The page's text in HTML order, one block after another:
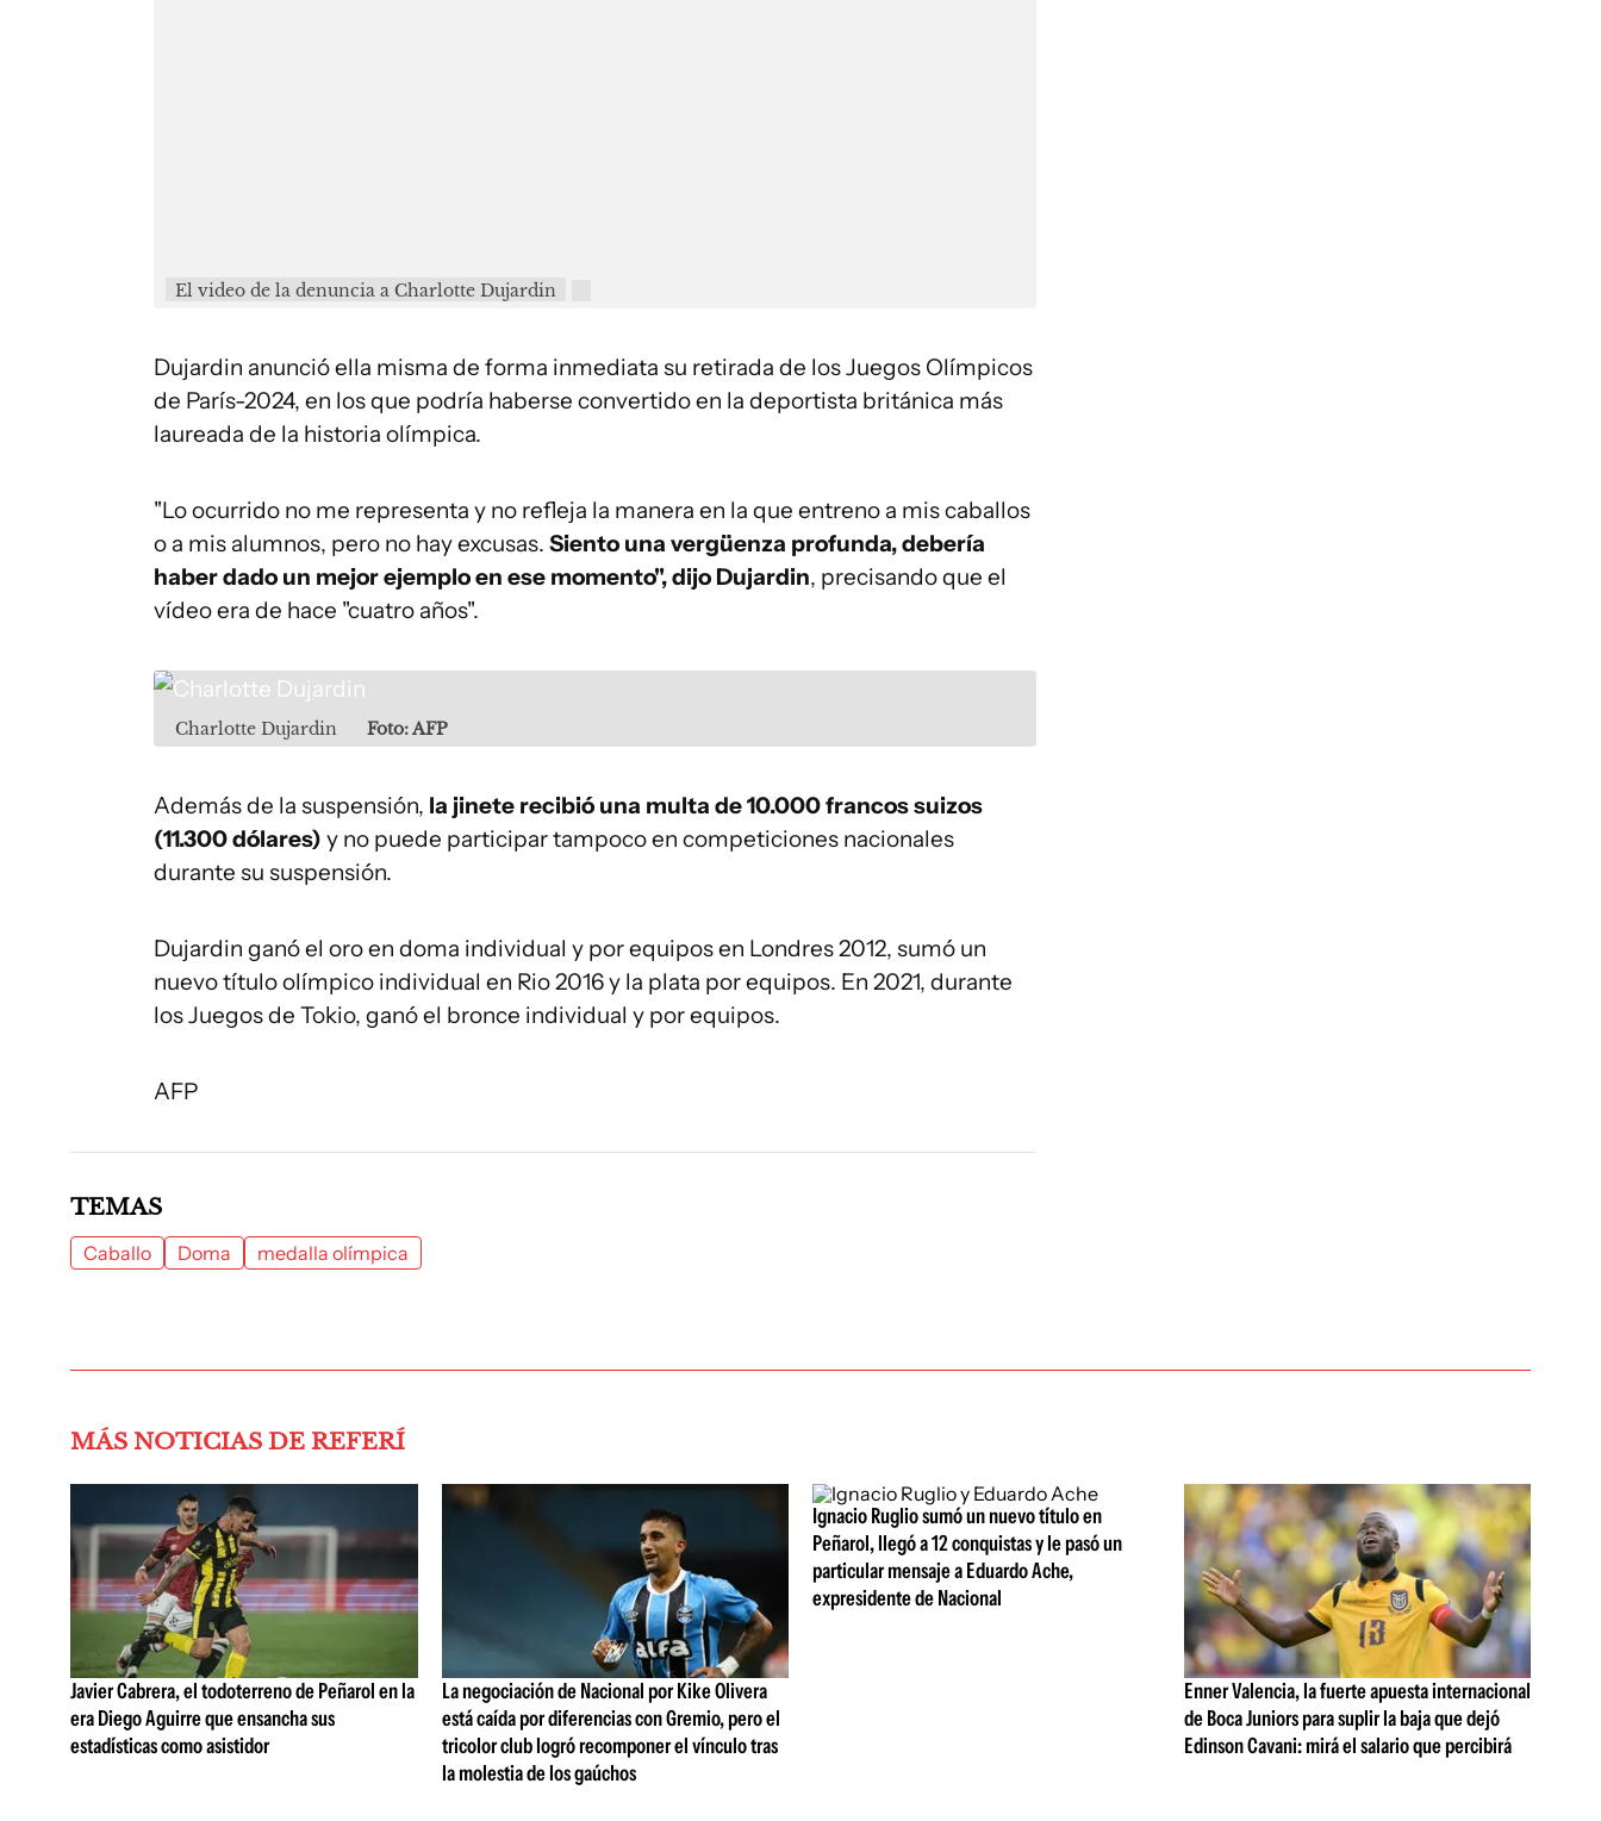
El video de la denuncia a Charlotte Dujardin
Dujardin anunció ella misma de forma inmediata su retirada de los Juegos Olímpicos
de París-2024, en los que podría haberse convertido en la deportista británica más
laureada de la historia olímpica.
"Lo ocurrido no me representa y no refleja la manera en la que entreno a mis caballos
o a mis alumnos, pero no hay excusas. Siento una vergüenza profunda, debería
haber dado un mejor ejemplo en ese momento", dijo Dujardin, precisando que el
vídeo era de hace "cuatro años".
Charlotte Dujardin Foto: AFP
Además de la suspensión, la jinete recibió una multa de 10.000 francos suizos
(11.300 dólares) y no puede participar tampoco en competiciones nacionales
durante su suspensión.
Dujardin ganó el oro en doma individual y por equipos en Londres 2012, sumó un
nuevo título olímpico individual en Rio 2016 y la plata por equipos. En 2021, durante
los Juegos de Tokio, ganó el bronce individual y por equipos.
AFP
TEMAS
Caballo Doma medalla olímpica
MÁS NOTICIAS DE REFERÍ
Javier Cabrera, el todoterreno de Peñarol en la
era Diego Aguirre que ensancha sus
estadísticas como asistidor
La negociación de Nacional por Kike Olivera
está caída por diferencias con Gremio, pero el
tricolor club logró recomponer el vínculo tras
la molestia de los gaúchos
Ignacio Ruglio sumó un nuevo título en
Peñarol, llegó a 12 conquistas y le pasó un
particular mensaje a Eduardo Ache,
expresidente de Nacional
Enner Valencia, la fuerte apuesta internacional
de Boca Juniors para suplir la baja que dejó
Edinson Cavani: mirá el salario que percibirá